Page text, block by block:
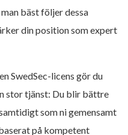
bäst följer dessa
din position som expert
SwedSec-licens gör du
stor tjänst: Du blir bättre
som ni gemensamt
på kompetent